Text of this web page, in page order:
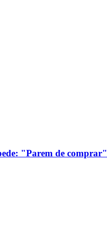
"Parem de comprar"